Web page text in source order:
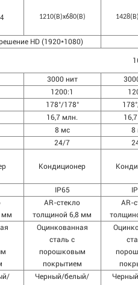
1210(В)x680(В)
HD (1920*1080)
3000 нит
1200:1
178°/178°
16,7 млн.
8 мс 8
24/7
Кондиционер
IP65
мм
AR-стекло
толщиной 6,8 мм
AR-
Оцинкованная
сталь с
порошковым
покрытием
Черный/белый/